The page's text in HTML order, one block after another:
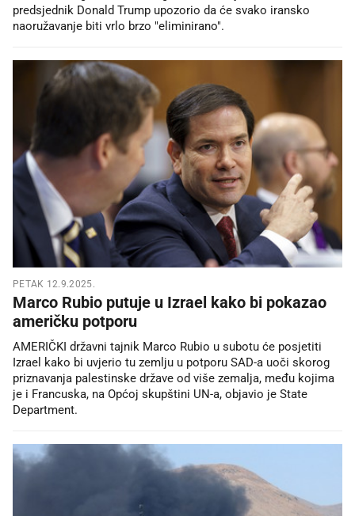
predsjednik Donald Trump upozorio da će svako iransko
naoružavanje biti vrlo brzo "eliminirano".
PETAK 12.9.2025.
Marco Rubio putuje u Izrael kako bi pokazao
američku potporu
AMERIČKI državni tajnik Marco Rubio u subotu će posjetiti
Izrael kako bi uvjerio tu zemlju u potporu SAD-a uoči skorog
priznavanja palestinske države od više zemalja, među kojima
je i Francuska, na Općoj skupštini UN-a, objavio je State
Department.